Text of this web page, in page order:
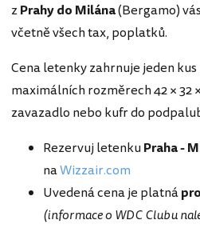
zPrahy do Milána(Bergamo)
včetně všech tax, poplatků.
Cena letenky zahrnuje jeden
maximálních rozměrech 42 × 32
zavazadlo nebo kufr do
Rezervuj letenkuPraha -
naWizzair.com
Uvedená cena je platná
(informace o WDC Clubu